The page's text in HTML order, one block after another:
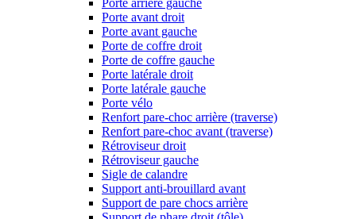
Porte arrière gauche
Porte avant droit
Porte avant gauche
Porte de coffre droit
Porte de coffre gauche
Porte latérale droit
Porte latérale gauche
Porte vélo
Renfort pare-choc arrière (traverse)
Renfort pare-choc avant (traverse)
Rétroviseur droit
Rétroviseur gauche
Sigle de calandre
Support anti-brouillard avant
Support de pare chocs arrière